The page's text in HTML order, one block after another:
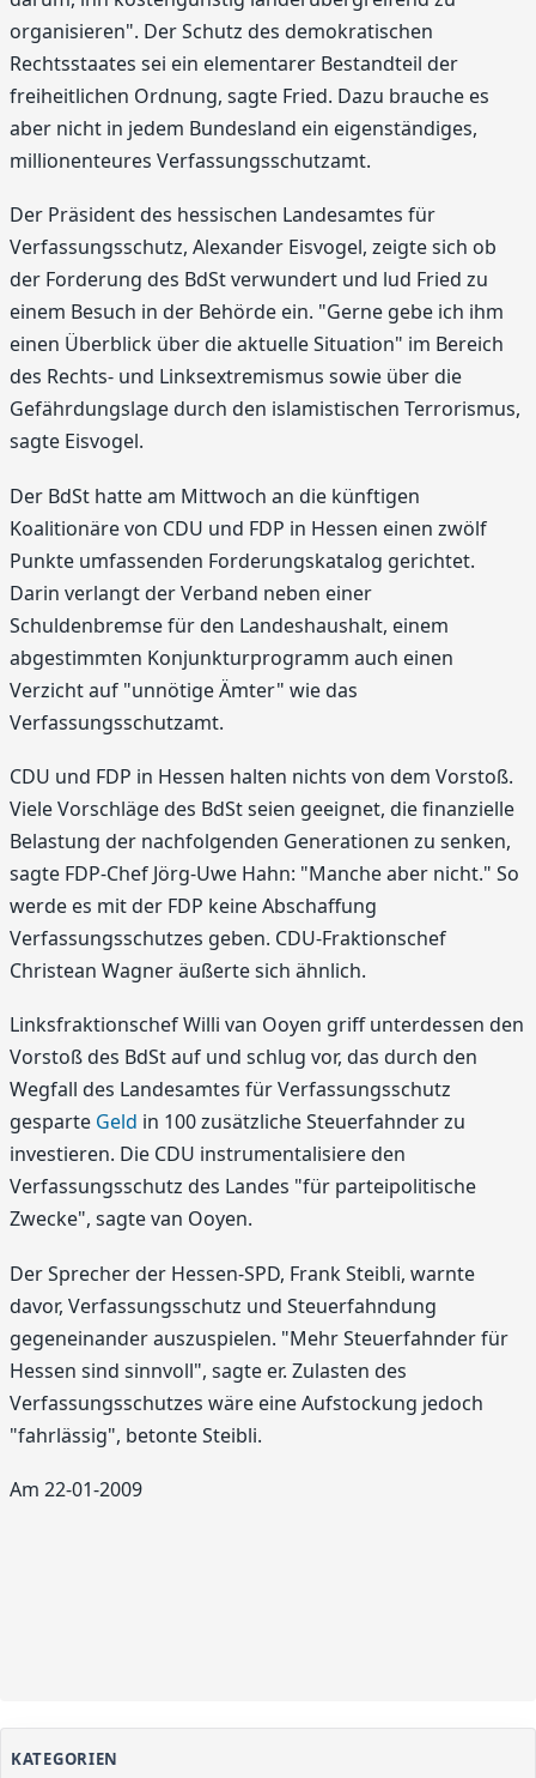
organisieren". Der Schutz des demokratischen
Rechtsstaates sei ein elementarer Bestandteil der
freiheitlichen Ordnung, sagte Fried. Dazu brauche es
aber nicht in jedem Bundesland ein eigenständiges,
millionenteures Verfassungsschutzamt.
Der Präsident des hessischen Landesamtes für
Verfassungsschutz, Alexander Eisvogel, zeigte sich ob
der Forderung des BdSt verwundert und lud Fried zu
einem Besuch in der Behörde ein. "Gerne gebe ich ihm
einen Überblick über die aktuelle Situation" im Bereich
des Rechts- und Linksextremismus sowie über die
Gefährdungslage durch den islamistischen Terrorismus,
sagte Eisvogel.
Der BdSt hatte am Mittwoch an die künftigen
Koalitionäre von CDU und FDP in Hessen einen zwölf
Punkte umfassenden Forderungskatalog gerichtet.
Darin verlangt der Verband neben einer
Schuldenbremse für den Landeshaushalt, einem
abgestimmten Konjunkturprogramm auch einen
Verzicht auf "unnötige Ämter" wie das
Verfassungsschutzamt.
CDU und FDP in Hessen halten nichts von dem Vorstoß.
Viele Vorschläge des BdSt seien geeignet, die finanzielle
Belastung der nachfolgenden Generationen zu senken,
sagte FDP-Chef Jörg-Uwe Hahn: "Manche aber nicht." So
werde es mit der FDP keine Abschaffung
Verfassungsschutzes geben. CDU-Fraktionschef
Christean Wagner äußerte sich ähnlich.
Linksfraktionschef Willi van Ooyen griff unterdessen den
Vorstoß des BdSt auf und schlug vor, das durch den
Wegfall des Landesamtes für Verfassungsschutz
gesparte Geld in 100 zusätzliche Steuerfahnder zu
investieren. Die CDU instrumentalisiere den
Verfassungsschutz des Landes "für parteipolitische
Zwecke", sagte van Ooyen.
Der Sprecher der Hessen-SPD, Frank Steibli, warnte
davor, Verfassungsschutz und Steuerfahndung
gegeneinander auszuspielen. "Mehr Steuerfahnder für
Hessen sind sinnvoll", sagte er. Zulasten des
Verfassungsschutzes wäre eine Aufstockung jedoch
"fahrlässig", betonte Steibli.
Am 22-01-2009
KATEGORIEN